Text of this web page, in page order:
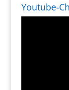
Youtube-